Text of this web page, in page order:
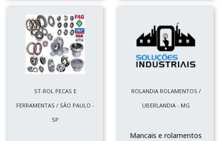
ST-ROL PECAS E
FERRAMENTAS / SÃO PAULO -
SP
ROLANDIA ROLAMENTOS /
UBERLANDIA - MG
Mancais e rolamentos